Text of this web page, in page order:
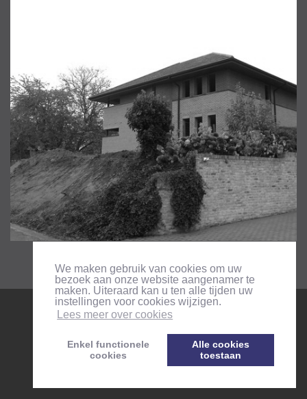
We maken gebruik van cookies om uw
bezoek aan onze website aangenamer te
maken. Uiteraard kan u ten alle tijden uw
instellingen voor cookies wijzigen.
Lees meer over cookies
Enkel functionele
cookies
Alle cookies
toestaan